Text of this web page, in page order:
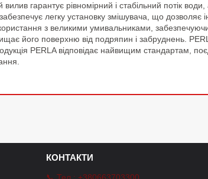
вилив гарантує рівномірний і стабільний потік
легку установку змішувача, що дозволяє
з великими умивальниками,
його поверхню від подряпин і забруднень.
PERLA відповідає найвищим стандартам,
КОНТАКТИ